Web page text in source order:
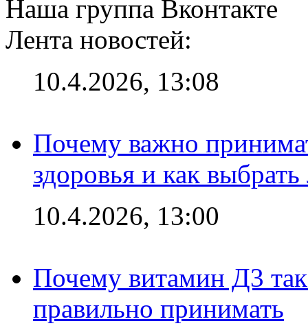
Наша группа Вконтакте
Лента новостей:
10.4.2026, 13:08
Почему важно
здоровья и как
10.4.2026, 13:00
Почему витамин Д3 так
правильно принимать